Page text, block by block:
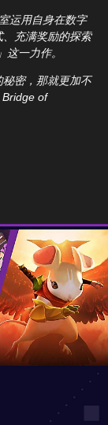
运用自身在数字
充满奖励的探索
这一力作。
密，那就更加不
Bridge of